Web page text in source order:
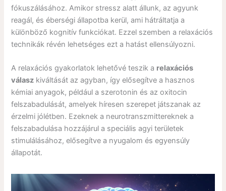
fókuszálásához. Amikor stressz alatt állunk, az agyunk
reagál, és éberségi állapotba kerül, ami hátráltatja a
különböző kognitív funkciókat. Ezzel szemben a relaxációs
technikák révén lehetséges ezt a hatást ellensúlyozni.
A relaxációs gyakorlatok lehetővé teszik a relaxációs
válasz kiváltását az agyban, így elősegítve a hasznos
kémiai anyagok, például a szerotonin és az oxitocin
felszabadulását, amelyek híresen szerepet játszanak az
érzelmi jólétben. Ezeknek a neurotranszmittereknek a
felszabadulása hozzájárul a speciális agyi területek
stimulálásához, elősegítve a nyugalom és egyensúly
állapotát.